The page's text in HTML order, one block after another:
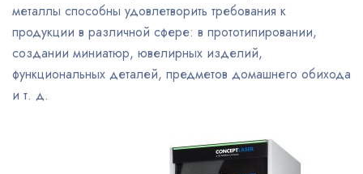
металлы способны удовлетворить требования к
продукции в различной сфере: в прототипировании,
создании миниатюр, ювелирных изделий,
функциональных деталей, предметов домашнего обихода
и т. д.